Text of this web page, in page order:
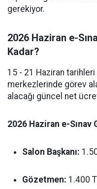
gerekiyor.
2026 Haziran e-
Kadar?
15 - 21 Haziran tarihleri
merkezlerinde görev
alacağı güncel net
2026 Haziran e-
Salon Başkanı:
Gözetmen: 1.400